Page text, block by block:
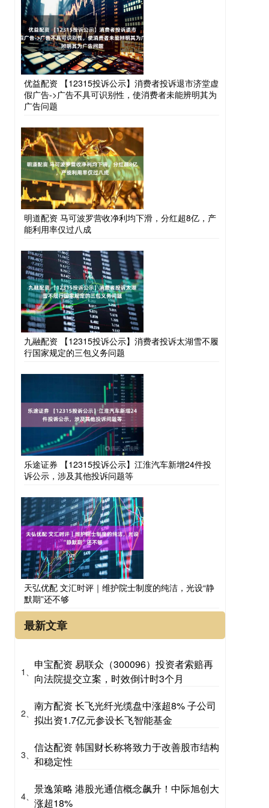
优益配资 【12315投诉公示】消费者投诉退市济堂虚
假广告->广告不具可识别性，使消费者未能辨明其为
广告问题
明道配资 马可波罗营收净利均下滑，分红超8亿，产
能利用率仅过八成
九融配资 【12315投诉公示】消费者投诉太湖雪不履
行国家规定的三包义务问题
乐途证券 【12315投诉公示】江淮汽车新增24件投
诉公示，涉及其他投诉问题等
天弘优配 文汇时评｜维护院士制度的纯洁，光设“静
默期”还不够
最新文章
1、
申宝配资 易联众（300096）投资者索赔再
向法院提交立案，时效倒计时3个月
2、
南方配资 长飞光纤光缆盘中涨超8% 子公司
拟出资1.7亿元参设长飞智能基金
3、
信达配资 韩国财长称将致力于改善股市结构
和稳定性
4、
景逸策略 港股光通信概念飙升！中际旭创大
涨超18%